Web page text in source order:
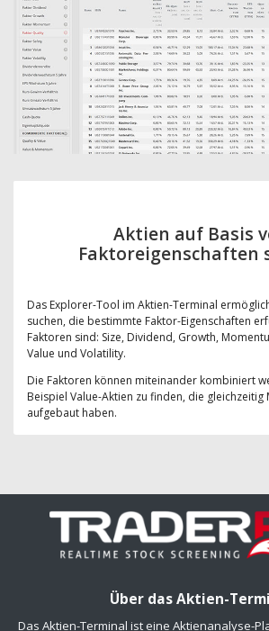
Aktien auf Basis
Faktoreigenschaften
Das Explorer-Tool im Aktien-Terminal
suchen, die bestimmte Faktor-Eigenschaften
Faktoren sind: Size, Dividend, Growth,
Value und Volatility.
Die Faktoren können miteinander kombiniert
Beispiel Value-Aktien zu finden, die gleichzeitig
aufgebaut haben.
Über das Aktien-
Das Aktien-Terminal ist eine Aktienanalyse-